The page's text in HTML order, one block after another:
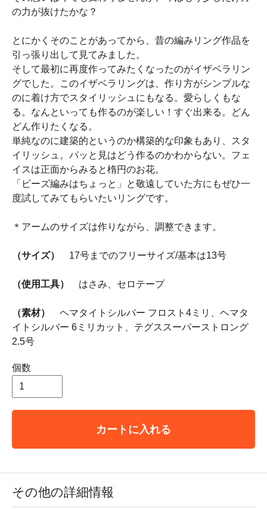
の力が抜けたかな？
とにかくそのことがあってから、昔の編みリング作品を
引っ張り出して見てみました。
そして最初に再度作ってみたくなったのがイザベラリン
グでした。このイザベラリングは、作り方がシンプルな
のに着け方でスタイリッシュにもなる。愛らしくもな
る。なんといっても作るのが楽しい！すぐ出来る。どん
どん作りたくなる。
単純なのに建築的というのか構築的な印象もあり、スタ
イリッシュ。パッと見はどう作るのかわからない。フェ
イスは正面からみると楕円のお花。
「ビーズ編みはちょっと」と敬遠していた方にもぜひ一
度試してみてもらいたいリングです。
＊アームのサイズは作りながら、調整できます。
（サイズ） 17号までのフリーサイズ/基本は13号
（使用工具） はさみ、セロテープ
（素材）
ヘマタイトシルバー フロスト4ミリ、ヘマタ
イトシルバー 6ミリカット、テグススーパーストロング
2.5号
個数
カートに入れる
その他の詳細情報